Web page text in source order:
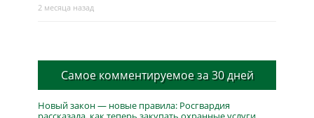
2 месяца назад
Самое комментируемое за 30 дней
Новый закон — новые правила: Росгвардия